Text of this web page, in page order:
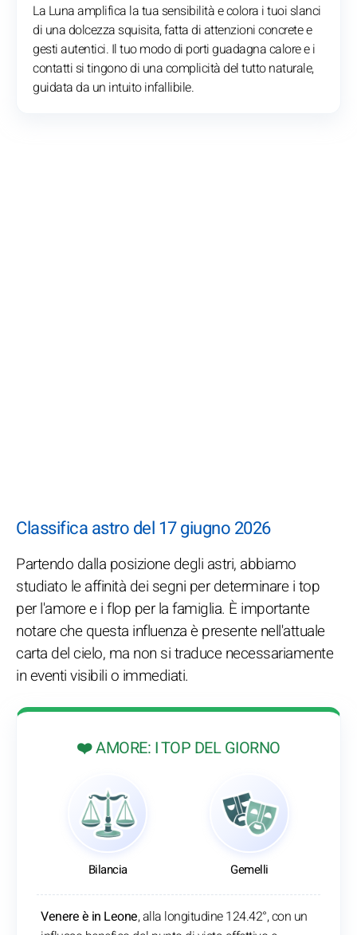
La Luna amplifica la tua sensibilità e colora i tuoi slanci
di una dolcezza squisita, fatta di attenzioni concrete e
gesti autentici. Il tuo modo di porti guadagna calore e i
contatti si tingono di una complicità del tutto naturale,
guidata da un intuito infallibile.
Classifica astro del 17 giugno 2026
Partendo dalla posizione degli astri, abbiamo
studiato le affinità dei segni per determinare i top
per l'amore e i flop per la famiglia. È importante
notare che questa influenza è presente nell'attuale
carta del cielo, ma non si traduce necessariamente
in eventi visibili o immediati.
❤️ AMORE: I TOP DEL GIORNO
Bilancia Gemelli
Venere è in Leone, alla longitudine 124.42°, con un